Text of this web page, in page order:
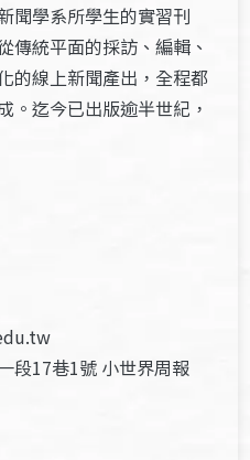
聞學系所學生的實習刊
傳統平面的採訪、編輯、
的線上新聞產出，全程都
。迄今已出版逾半世紀，
段17巷1號 小世界周報